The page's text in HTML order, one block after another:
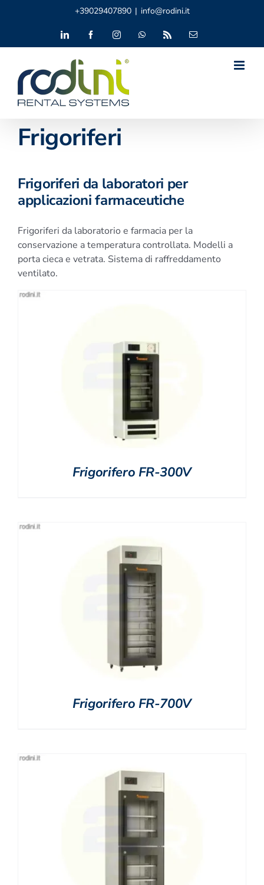
+39029407890 | info@rodini.it
LinkedIn FacebookInstagramWhatsApp Email
Frigoriferi
Frigoriferi da laboratori per
applicazioni farmaceutiche
Frigoriferi da laboratorio e farmacia per la
conservazione a temperatura controllata. Modelli a
porta cieca e vetrata. Sistema di raffreddamento
ventilato.
Frigorifero FR-300V
Frigorifero FR-700V